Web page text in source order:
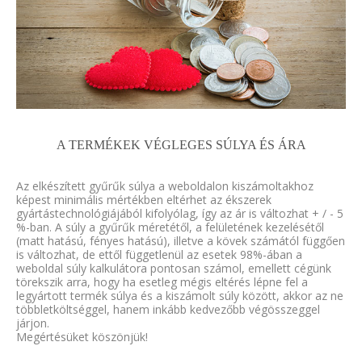
A TERMÉKEK VÉGLEGES SÚLYA ÉS ÁRA
Az elkészített gyűrűk súlya a weboldalon kiszámoltakhoz
képest minimális mértékben eltérhet az ékszerek
gyártástechnológiájából kifolyólag, így az ár is változhat + / - 5
%-ban. A súly a gyűrűk méretétől, a felületének kezelésétől
(matt hatású, fényes hatású), illetve a kövek számától függően
is változhat, de ettől függetlenül az esetek 98%-ában a
weboldal súly kalkulátora pontosan számol, emellett cégünk
törekszik arra, hogy ha esetleg mégis eltérés lépne fel a
legyártott termék súlya és a kiszámolt súly között, akkor az ne
többletköltséggel, hanem inkább kedvezőbb végösszeggel
járjon.
Megértésüket köszönjük!